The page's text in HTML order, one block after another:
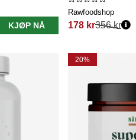
KJØP NÅ
Rawfoodshop
178 kr
Vanlig pris:
356 kr
20%